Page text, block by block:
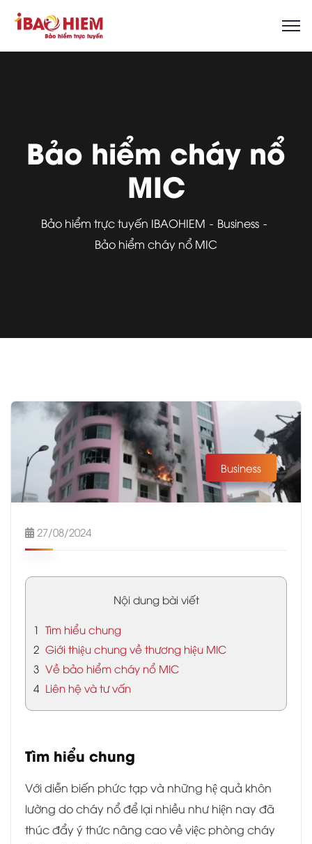
Bảo hiểm cháy nổ
MIC
Bảo hiểm trực tuyến IBAOHIEM
Business
Bảo hiểm cháy nổ MIC
Business
27/08/2024
Nội dung bài viết
1 Tìm hiểu chung
2 Giới thiệu chung về thương hiệu MIC
3 Về bảo hiểm cháy nổ MIC
4 Liên hệ và tư vấn
Tìm hiểu chung
Với diễn biến phức tạp và những hệ quả khôn
lường do cháy nổ để lại nhiều như hiện nay đã
thúc đẩy ý thức nâng cao về việc phòng cháy